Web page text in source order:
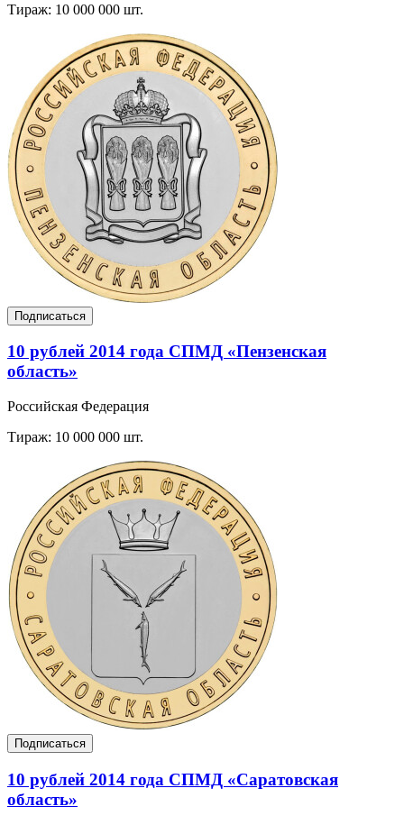
Тираж: 10 000 000 шт.
Подписаться
10 рублей 2014 года СПМД «Пензенская
область»
Российская Федерация
Тираж: 10 000 000 шт.
Подписаться
10 рублей 2014 года СПМД «Саратовская
область»